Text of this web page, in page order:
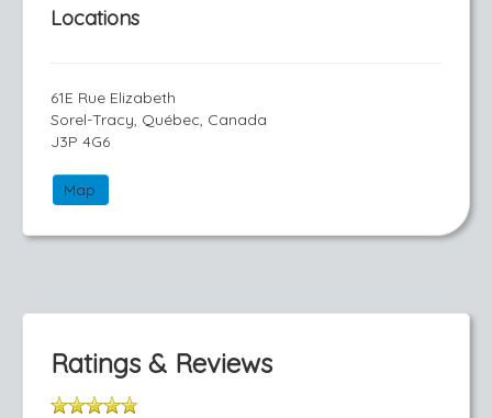
Locations
61E Rue Elizabeth
Sorel-Tracy, Québec, Canada
J3P 4G6
Map
Ratings & Reviews